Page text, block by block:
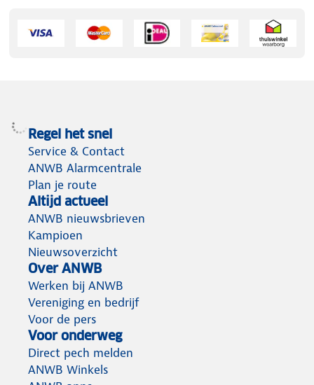
Gebruiksvriendelijk: Test- en stiltefuncties met één
enkele knop, een LCD-display, en een uitgebreide
Nederlandse handleiding voor eenvoudige installatie
en gebruik.
Regel het snel
Service & Contact
ANWB Alarmcentrale
Plan je route
Altijd actueel
ANWB nieuwsbrieven
Kampioen
Nieuwsoverzicht
Over ANWB
Werken bij ANWB
Vereniging en bedrijf
Voor de pers
Voor onderweg
Direct pech melden
ANWB Winkels